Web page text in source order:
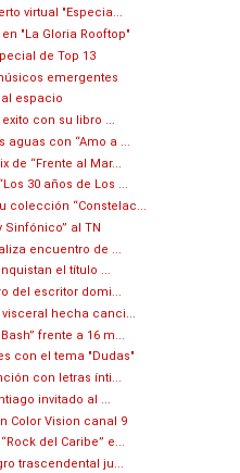
virtual "Especia...
"La Gloria Rooftop"
de Top 13
emergentes
al espacio
con su libro ...
aguas con “Amo a ...
de “Frente al Mar...
30 años de Los ...
colección “Constelac...
Sinfónico” al TN
encuentro de ...
el título ...
del escritor domi...
hecha canci...
frente a 16 m...
con el tema "Dudas"
con letras ínti...
invitado al ...
Color Vision canal 9
del Caribe” e...
trascendental ju...